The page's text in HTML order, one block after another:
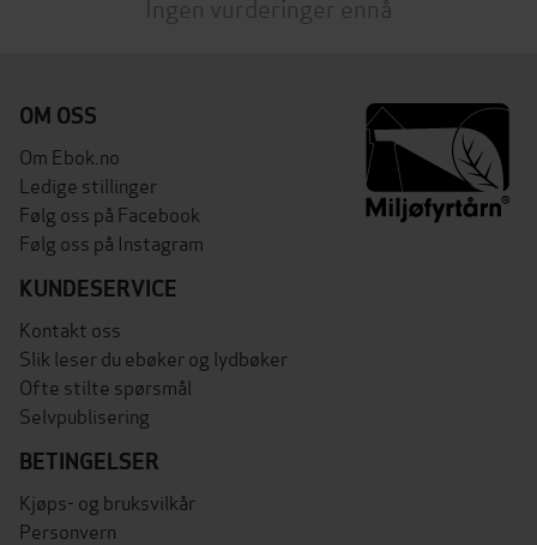
Ingen vurderinger ennå
OM OSS
Om Ebok.no
Ledige stillinger
Følg oss på Facebook
Følg oss på Instagram
KUNDESERVICE
Kontakt oss
Slik leser du ebøker og lydbøker
Ofte stilte spørsmål
Selvpublisering
BETINGELSER
Kjøps- og bruksvilkår
Personvern